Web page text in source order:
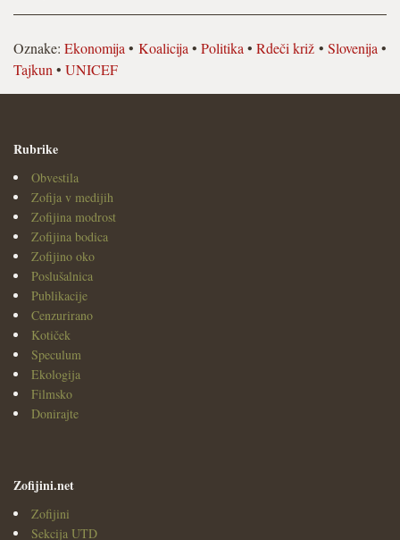
Oznake:Ekonomija • Koalicija • Politika •Rdeči križ • Slovenija •
Tajkun • UNICEF
Rubrike
Obvestila
Zofija v medijih
Zofijina modrost
Zofijina bodica
Zofijino oko
Poslušalnica
Publikacije
Cenzurirano
Kotiček
Speculum
Ekologija
Filmsko
Donirajte
Zofijini.net
Zofijini
Sekcija UTD